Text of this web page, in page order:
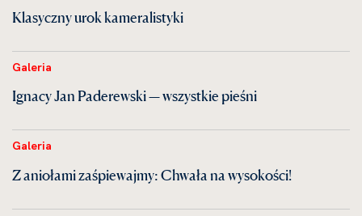
Klasyczny urok kameralistyki
Galeria
Ignacy Jan Paderewski — wszystkie pieśni
Galeria
Z aniołami zaśpiewajmy: Chwała na wysokości!